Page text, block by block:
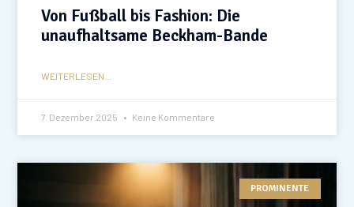
Von Fußball bis Fashion: Die
unaufhaltsame Beckham-Bande
WEITERLESEN...
7. Dezember 2025 Keine Kommentare
PROMINENTE